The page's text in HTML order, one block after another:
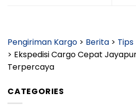
Pengiriman Kargo > Berita >
> Ekspedisi Cargo Cepat
Terpercaya
CATEGORIES